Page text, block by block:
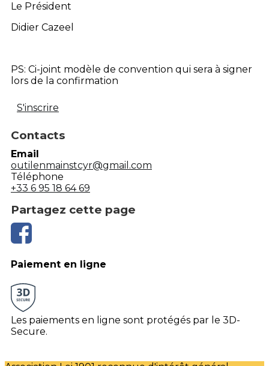
Le Président
Didier Cazeel
PS: Ci-joint modèle de convention qui sera à signer
lors de la confirmation
S'inscrire
Contacts
Email
outilenmainstcyr@gmail.com
Téléphone
+33 6 95 18 64 69
Partagez cette page
Paiement en ligne
Les paiements en ligne sont protégés par le 3D-
Secure.